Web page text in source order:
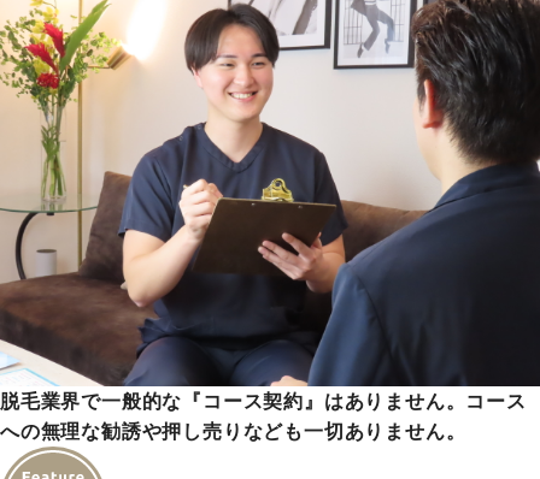
脱毛業界で一般的な『コース契約』はありません。コース
への無理な勧誘や押し売りなども一切ありません。